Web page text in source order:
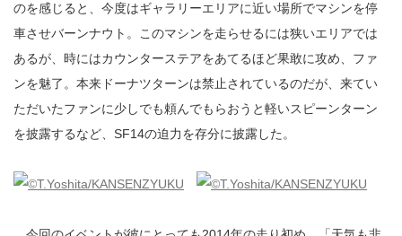
のを感じると、今度はギャラリーエリアに近い場所でマシンを停
車させバーンナウト。このマシンを走らせるには狭いエリアでは
あるが、時にはカウンターステアをあてるほど果敢に攻め、ファ
ンを魅了。本来ドーナツターンは禁止されているのだが、来てい
ただいたファンに少しでも頼んでもらおうと軽いスピーンターン
を披露するなど、SF14の迫力を存分に披露した。